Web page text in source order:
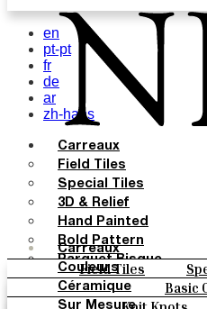
Carreaux
Field Tiles
Hand Painted
Bold
Natural Cotto
Couleurs
Basic
Oxide
Céramique
Sur Mesure
en
pt-pt
fr
de
ar
zh-hans
Carreaux
Field Tiles
Special Tiles
3D & Relief
Hand Painted
Bold Pattern
Parquet Bisque
Natural Cotto
Elisa Passino